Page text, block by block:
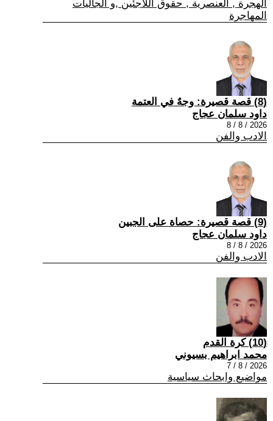
الهجرة , العنصرية , حقوق اللاجئين ,و الجاليات
المهاجرة
(8) قصة قصيرة: وجهٌ في العتمة
داود سلمان عجاج
2026 / 8 / 8
الادب والفن
(9) قصة قصيرة: حصاة على الجبين
داود سلمان عجاج
2026 / 8 / 8
الادب والفن
(10) كرة القدم
محمد ابراهيم بسيوني
2026 / 8 / 7
مواضيع وابحاث سياسية